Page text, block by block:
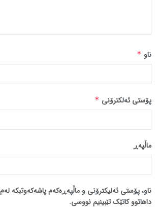
ناو *
پۆستی ئەلکترۆنی *
ماڵپه‌ڕ
ناو، پۆستی ئەلیکترۆنی و ماڵپەڕەکەم پاشەکەوتبکە
داهاتوو کاتێک تێبینیم نووسی.